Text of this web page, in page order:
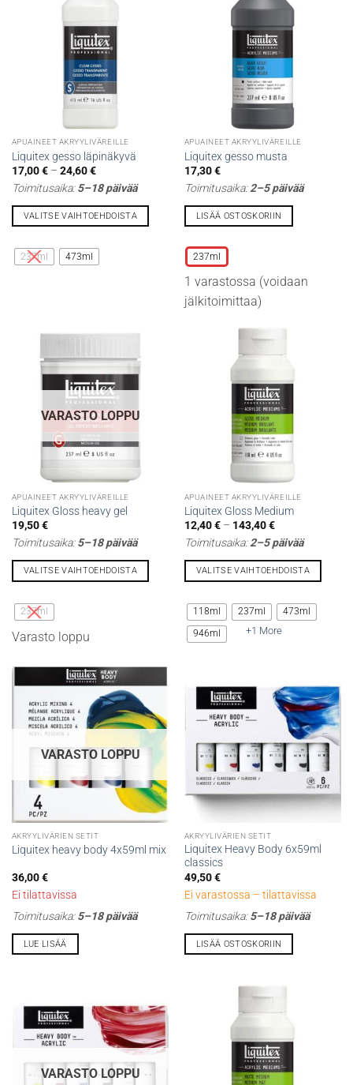
APUAINEET AKRYYLIVÄREILLE
Liquitex gesso läpinäkyvä
17,00€ – 24,60€Hintaluokka:
-
Toimitusaika:5–18 päivää
VALITSE VAIHTOEHDOISTA
tuotteella
on
tuotteen
237ml 473ml
APUAINEET AKRYYLIVÄREILLE
Liquitex gesso musta
17,30€
Toimitusaika:2–5 päivää
LISÄÄ OSTOSKORIIN
tuotteella
on
useampi
muunnelma.
237ml
1 varastossa (voidaan
jälkitoimittaa)
VARASTO LOPPU
APUAINEET AKRYYLIVÄREILLE
Liquitex Gloss heavy gel
19,50€
Toimitusaika:5–18 päivää
VALITSE VAIHTOEHDOISTA
tuotteella
on
useampi
Voit
tehdä
valinnat
tuotteen
sivulla.
237ml
Varasto loppu
APUAINEET AKRYYLIVÄREILLE
Liquitex Gloss Medium
12,40€ – 143,40€Hintaluokka:
12,40 €
-
Toimitusaika:2–5 päivää
VALITSE VAIHTOEHDOISTA
tuotteella
on
useampi
tehdä
valinnat
tuotteen
118ml 237ml
473ml
946ml
+1 More
VARASTO LOPPU
AKRYYLIVÄRIEN SETIT
Liquitex heavy body 4x59ml mix
36,00€
Ei tilattavissa
Toimitusaika:5–18 päivää
LUE LISÄÄ
AKRYYLIVÄRIEN SETIT
Liquitex Heavy Body 6x59ml
classics
49,50€
Ei varastossa – tilattavissa
Toimitusaika:5–18 päivää
LISÄÄ OSTOSKORIIN
VARASTO LOPPU